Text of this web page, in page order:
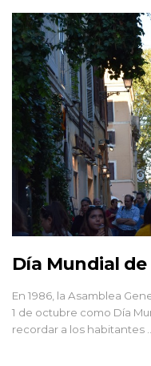
Día Mundial
En 1986, la Asamblea
1 de octubre como Día
recordar a los habitantes …